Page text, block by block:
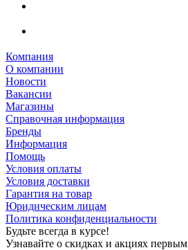
Компания
О компании
Новости
Вакансии
Магазины
Справочная информация
Бренды
Информация
Помощь
Условия оплаты
Условия доставки
Гарантия на товар
Юридическим лицам
Политика конфиденциальности
Будьте всегда в курсе!
Узнавайте о скидках и акциях первым